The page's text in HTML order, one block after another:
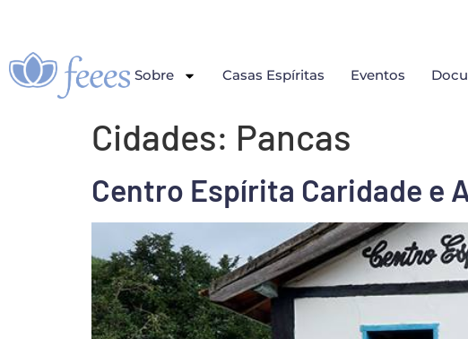
Sobre Casas Espíritas Eventos
Cidades: Pancas
Centro Espírita Caridade e